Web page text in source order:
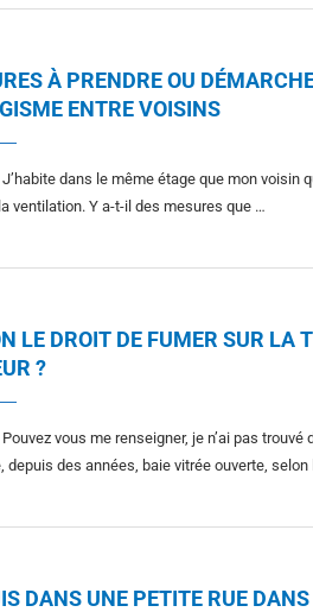
À PRENDRE OU
ENTRE VOISINS
J’habite dans le même étage que mon
ventilation. Y a-t-il des mesures que …
LE DROIT DE FUMER SUR LA
?
Pouvez vous me renseigner, je n’ai pas
depuis des années, baie vitrée ouverte, selon
DANS UNE PETITE RUE